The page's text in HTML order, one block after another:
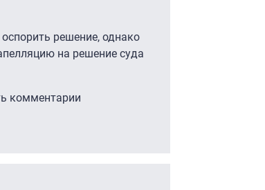
решение, однако
на решение суда
комментарии